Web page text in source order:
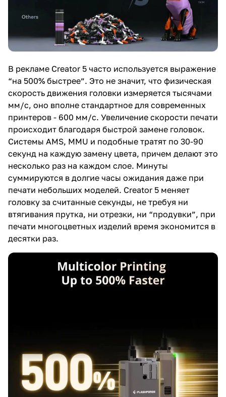
В рекламе Creator 5 часто используется выражение
“на 500% быстрее”. Это не значит, что физическая
скорость движения головки измеряется тысячами
мм/с, оно вполне стандартное для современных
принтеров - 600 мм/с. Увеличение скорости печати
происходит благодаря быстрой замене головок.
Системы AMS, MMU и подобные тратят по 30-90
секунд на каждую замену цвета, причем делают это
несколько раз на каждом слое. Минуты
суммируются в долгие часы ожидания даже при
печати небольших моделей. Creator 5 меняет
головку за считанные секунды, не требуя ни
втягивания прутка, ни отрезки, ни “продувки”, при
печати многоцветных изделий время экономится в
десятки раз.